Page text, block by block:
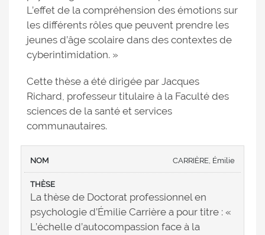
L’effet de la compréhension des émotions sur
les différents rôles que peuvent prendre les
jeunes d’âge scolaire dans des contextes de
cyberintimidation. »
Cette thèse a été dirigée par Jacques
Richard, professeur titulaire à la Faculté des
sciences de la santé et services
communautaires.
CARRIÈRE, Émilie
La thèse de Doctorat professionnel en
psychologie d’Émilie Carrière a pour titre : «
L’échelle d’autocompassion face à la